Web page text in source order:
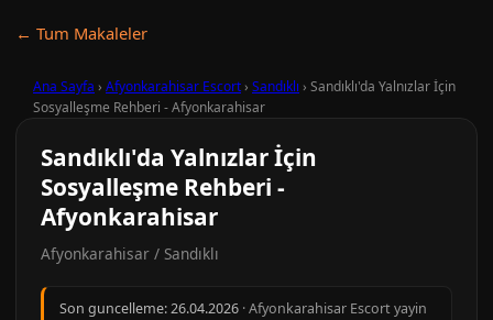
← Tum Makaleler
Ana Sayfa › Afyonkarahisar Escort› Sandıklı › Sandıklı'da Yalnızlar İçin
Sosyalleşme Rehberi - Afyonkarahisar
Sandıklı'da Yalnızlar İçin
Sosyalleşme Rehberi -
Afyonkarahisar
Afyonkarahisar / Sandıklı
Son guncelleme:26.04.2026 · Afyonkarahisar Escort yayin